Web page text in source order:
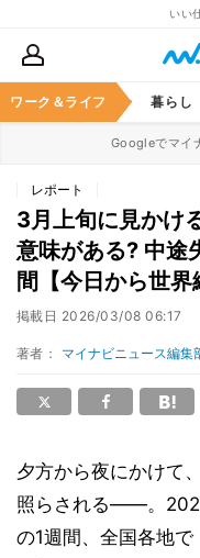
いい
ワーク＆ライフ
ススキル マネー 暮らし
Googleでマイ
レポート
3月上旬に見かけ
意味がある? 中途
間【今日から世界
掲載日 2026/03/08 06:17
著者： マイナビニュース編集
夕方から夜にかけて
照らされる――。
の1週間、全国各地で